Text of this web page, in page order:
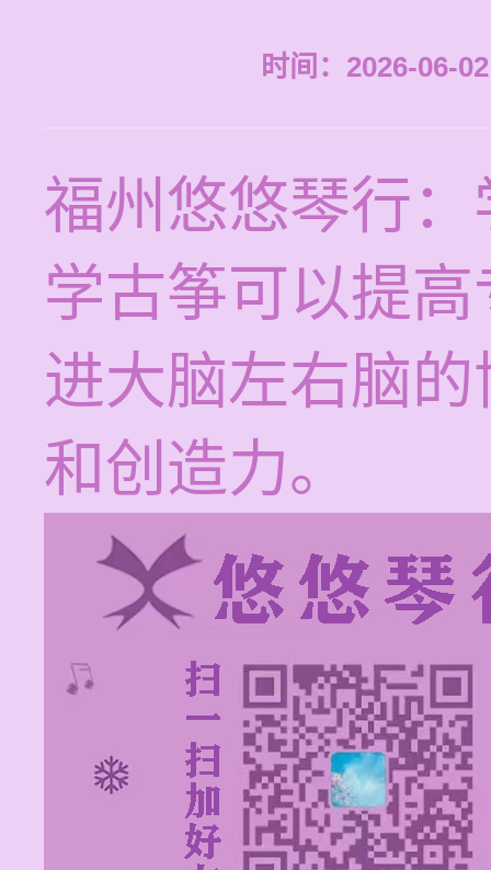
时间：2026-06-
福州悠悠琴行
学古筝可以提
进大脑左右脑
和创造力。